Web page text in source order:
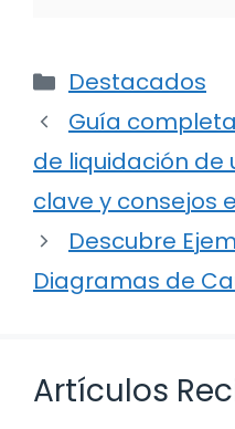
Categorías
Destacados
Guía
de liquidación de
clave y consejos
Descubre
Diagramas de
Artículos